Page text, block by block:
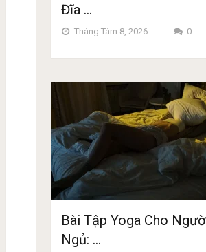
Đĩa …
Tháng Tám 8, 2026 0
Bài Tập Yoga Cho
Ngủ: …